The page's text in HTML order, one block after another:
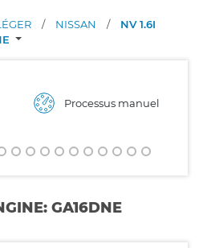
/ NISSAN /
NV 1.6I
Processus manuel
GA16DNE